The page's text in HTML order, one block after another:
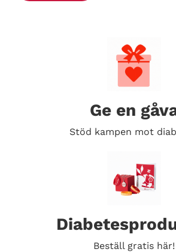
Search Diabetes Wellness Sverige
Ge en
Stöd kampen mot
Beställ gratis här!